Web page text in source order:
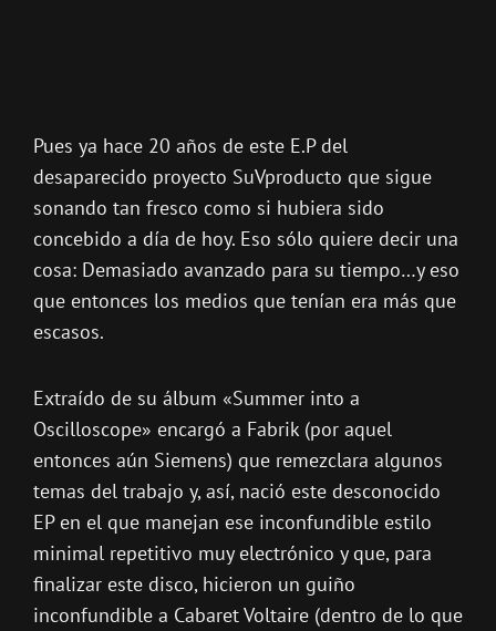
Pues ya hace 20 años de este E.P del
desaparecido proyecto SuVproducto que sigue
sonando tan fresco como si hubiera sido
concebido a día de hoy. Eso sólo quiere decir una
cosa: Demasiado avanzado para su tiempo…y eso
que entonces los medios que tenían era más que
escasos.
Extraído de su álbum «Summer into a
Oscilloscope» encargó a Fabrik (por aquel
entonces aún Siemens) que remezclara algunos
temas del trabajo y, así, nació este desconocido
EP en el que manejan ese inconfundible estilo
minimal repetitivo muy electrónico y que, para
finalizar este disco, hicieron un guiño
inconfundible a Cabaret Voltaire (dentro de lo que